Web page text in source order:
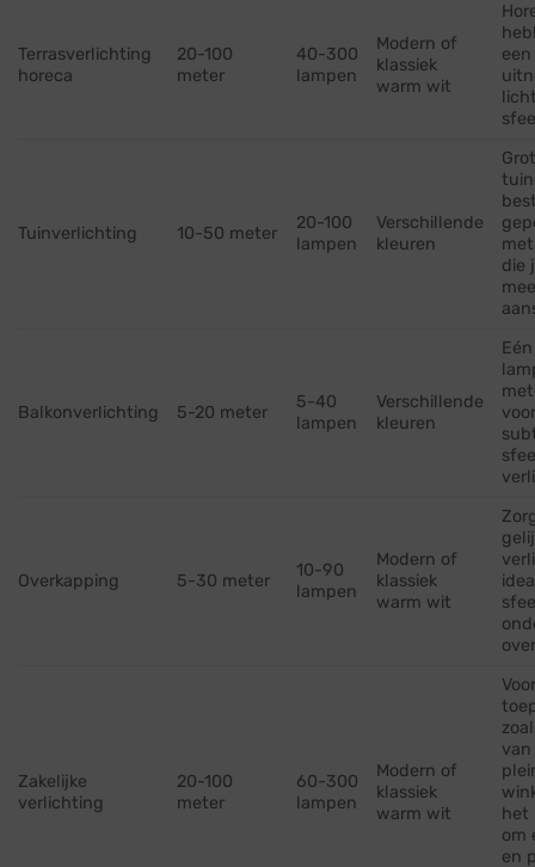
Terrasverlichting
horeca
20-100
meter
40-300
lampen
Modern of
klassiek
warm wit
Tuinverlichting 10-50 meter
20-100
lampen
Verschillende
kleuren
die
Balkonverlichting 5-20 meter
5-40
lampen
Verschillende
kleuren
Overkapping 5-30 meter
10-90
lampen
Modern of
klassiek
warm wit
Zakelijke
verlichting
20-100
meter
60-300
lampen
Modern of
klassiek
warm wit
het
om
en